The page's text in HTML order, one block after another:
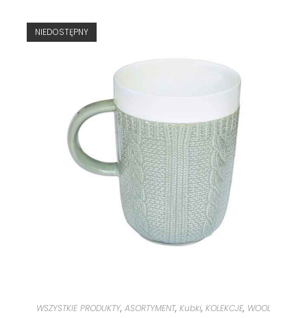
NIEDOSTĘPNY
WSZYSTKIE PRODUKTY, ASORTYMENT, Kubki, KOLEKCJE, WOOL